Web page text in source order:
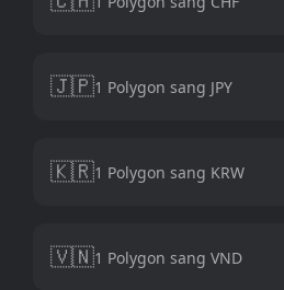
🇯🇵1 Polygon sang JPY
🇰🇷1 Polygon sang KRW
🇻🇳1 Polygon sang VND